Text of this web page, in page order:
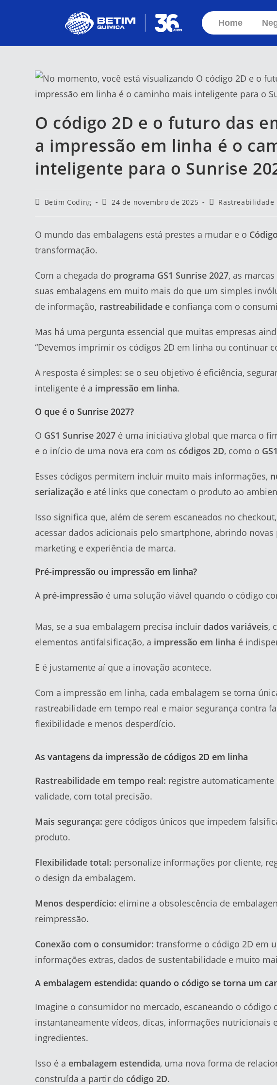
Home
O código 2D e o futuro das
a impressão em linha é o
inteligente para o Sunrise
Betim Coding 24 de novembro de 2025 Rastreabilidade
O mundo das embalagens está prestes a mudar e o
transformação.
Com a chegada do programa GS1 Sunrise 2027, as
suas embalagens em muito mais do que um simples
de informação, rastreabilidade e confiança com o
Mas há uma pergunta essencial que muitas empresas
“Devemos imprimir os códigos 2D em linha ou continuar
A resposta é simples: se o seu objetivo é eficiência,
inteligente é a impressão em linha.
O que é o Sunrise 2027?
O GS1 Sunrise 2027 é uma iniciativa global que marca o
e o início de uma nova era com os códigos 2D, como o
Esses códigos permitem incluir muito mais informações,
serialização e até links que conectam o produto ao
Isso significa que, além de serem escaneados no
acessar dados adicionais pelo smartphone, abrindo
marketing e experiência de marca.
Pré-impressão ou impressão em linha?
A pré-impressão é uma solução viável quando o código
Mas, se a sua embalagem precisa incluir dados variáveis,
elementos antifalsificação, a impressão em linha é
E é justamente aí que a inovação acontece.
Com a impressão em linha, cada embalagem se torna
rastreabilidade em tempo real e maior segurança contra
flexibilidade e menos desperdício.
As vantagens da impressão de códigos 2D em linha
Rastreabilidade em tempo real: registre
validade, com total precisão.
Mais segurança: gere códigos únicos que impedem
produto.
Flexibilidade total: personalize informações por cliente,
o design da embalagem.
Menos desperdício: elimine a obsolescência de
reimpressão.
Conexão com o consumidor: transforme o código 2D em
informações extras, dados de sustentabilidade e muito
A embalagem estendida: quando o código se torna um
Imagine o consumidor no mercado, escaneando o código
instantaneamente vídeos, dicas, informações nutricionais
ingredientes.
Isso é a embalagem estendida, uma nova forma de
construída a partir do código 2D.